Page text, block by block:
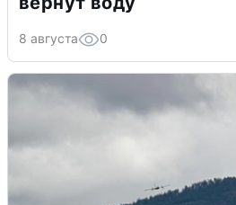
8 августа 0